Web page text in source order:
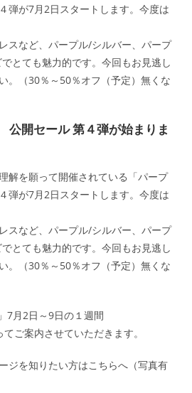
弾が7月2日スタートします。今度は
スなど、パープル/シルバー、パープ
とても魅力的です。今回もお見逃し
。（30％～50％オフ（予定）無くな
開セール 第４弾が始まりま
解を願って開催されている「パープ
弾が7月2日スタートします。今度は
スなど、パープル/シルバー、パープ
とても魅力的です。今回もお見逃し
。（30％～50％オフ（予定）無くな
7月2日～9日の１週間
ご案内させていただきます。
ジを知りたい方はこちらへ（写真有